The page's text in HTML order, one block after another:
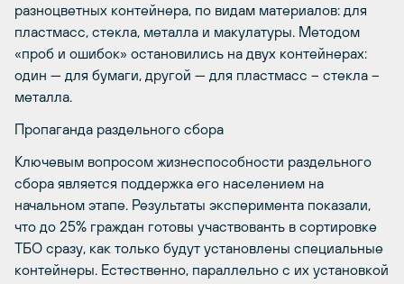
разноцветных контейнера, по видам материалов: для
пластмасс, стекла, металла и макулатуры. Методом
«проб и ошибок» остановились на двух контейнерах:
один — для бумаги, другой — для пластмасс – стекла –
металла.
Пропаганда раздельного сбора
Ключевым вопросом жизнеспособности раздельного
сбора является поддержка его населением на
начальном этапе. Результаты эксперимента показали,
что до 25% граждан готовы участвованть в сортировке
ТБО сразу, как только будут установлены специальные
контейнеры. Естественно, параллельно с их установкой